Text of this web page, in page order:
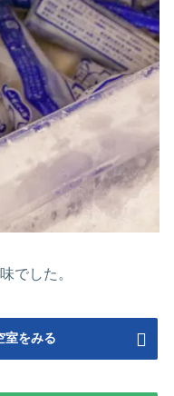
でした。
室をみる